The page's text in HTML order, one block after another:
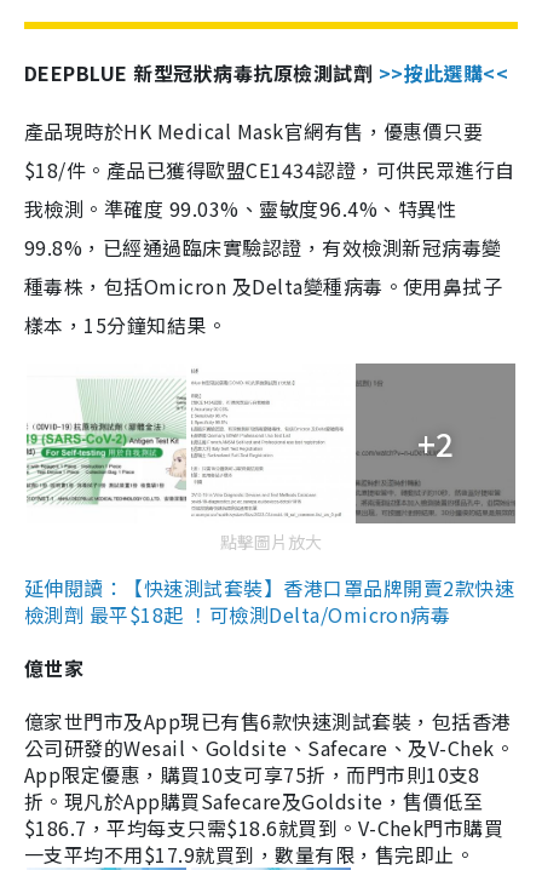
DEEPBLUE 新型冠狀病毒抗原檢測試劑 >>按此選購<<
產品現時於HK Medical Mask官網有售，優惠價只要
$18/件。產品已獲得歐盟CE1434認證，可供民眾進行自
我檢測。準確度 99.03%、靈敏度96.4%、特異性
99.8%，已經通過臨床實驗認證，有效檢測新冠病毒變
種毒株，包括Omicron 及Delta變種病毒。使用鼻拭子
樣本，15分鐘知結果。
+2
點擊圖片放大
延伸閱讀：【快速測試套裝】香港口罩品牌開賣2款快速
檢測劑 最平$18起 ！可檢測Delta/Omicron病毒
億世家
億家世門市及App現已有售6款快速測試套裝，包括香港
公司研發的Wesail、Goldsite、Safecare、及V-Chek。
App限定優惠，購買10支可享75折，而門市則10支8
折。現凡於App購買Safecare及Goldsite，售價低至
$186.7，平均每支只需$18.6就買到。V-Chek門市購買
一支平均不用$17.9就買到，數量有限，售完即止。